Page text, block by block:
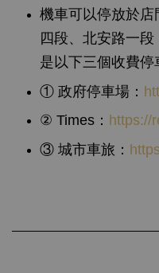
機車可以停放於
四段、北安路一
是以下三個收費停
① 政府停車場：
② Times： https://
③ 城市車旅：